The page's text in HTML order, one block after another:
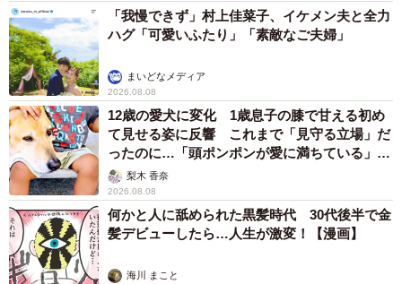
な俳優さんです。
――またお二人でのタッグを期待します！
下津監督：もちろんです。瀧さんのような圧倒的な存在感
は、他の方では代えが利きません。いつか、ハリウッドの
プロジェクトでも、何か「奇妙な役」があればぜひお願い
したいと思っています。
瀧：それは楽しみですね。その時もまた「なんじゃこら」
と言わせてくれる、強烈な体験を期待しています。
「我慢できず」村上佳菜子、イケメン夫と全力
ハグ「可愛いふたり」「素敵なご夫婦」
まいどなメディア
2026.08.08
12歳の愛犬に変化 1歳息子の膝で甘える初め
て見せる姿に反響 これまで「見守る立場」だ
ったのに…「頭ポンポンが愛に満ちている」
「尊…」
梨木 香奈
2026.08.08
何かと人に舐められた黒髪時代 30代後半で金
髪デビューしたら…人生が激変！【漫画】
海川 まこと